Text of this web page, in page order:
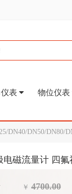
表 物位仪表
DN40/DN50/DN80/
电磁流量计 四氟
￥ 4700.00